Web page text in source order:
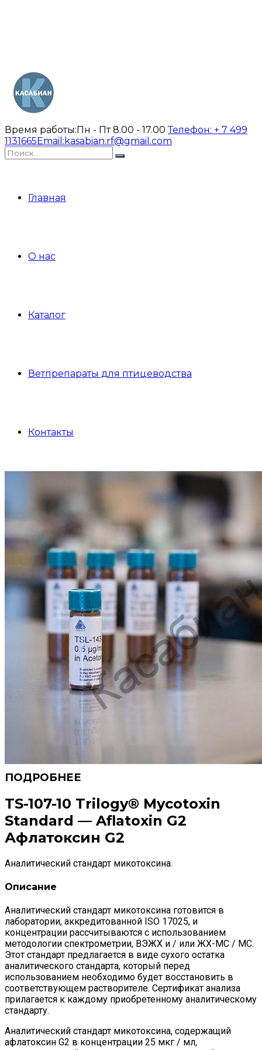
Время работы:Пн - Пт 8.00 - 17.00Телефон: + 7 499
1131665Email: kasabian.rf@gmail.com
Главная
О нас
Каталог
Ветпрепараты для птицеводства
Контакты
TS-107-10 Trilogy® Mycotoxin
Standard — Aflatoxin G2
Афлатоксин G2
Аналитический стандарт микотоксина.
Описание
Аналитический стандарт микотоксина готовится в
лаборатории, аккредитованной ISO 17025, и
концентрации рассчитываются с использованием
методологии спектрометрии, ВЭЖХ и / или ЖХ-МС / МС.
Этот стандарт предлагается в виде сухого остатка
аналитического стандарта, который перед
использованием необходимо будет восстановить в
соответствующем растворителе. Сертификат анализа
прилагается к каждому приобретенному аналитическому
стандарту.
Аналитический стандарт микотоксина, содержащий
афлатоксин G2 в концентрации 25 мкг / мл,